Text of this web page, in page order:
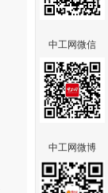
中工网微信
中工网微博